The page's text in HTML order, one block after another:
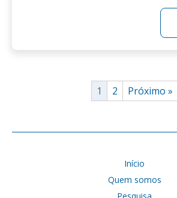
1 2 Próximo »
Início
Quem somos